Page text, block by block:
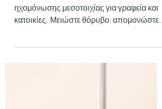
Ανακαλύψτε εξελιγμένες λύσεις